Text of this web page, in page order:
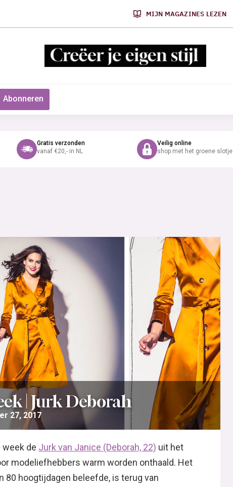
MIJN MAGAZINES LEZEN
Abonneren
Gratis verzonden
vanaf €20,- in NL
Veilig online
shop met het groene slotje
| Jurk Deborah
27, 2017
week de Jurk van Janice (Deborah, 22) uit het
modeliefhebbers warm worden onthaald. Het
80 hoogtijdagen beleefde, is terug van